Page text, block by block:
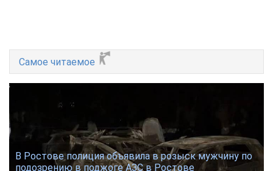
Самое читаемое
В Ростове полиция объявила в розыск мужчину по
подозрению в поджоге АЗС в Ростове